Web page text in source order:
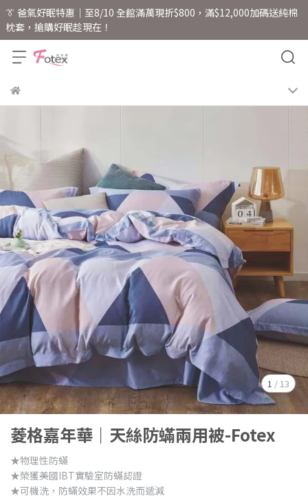
👔 爸氣好眠特惠｜至8/10 全館滿萬現折$800，滿$12,000加碼送純棉
枕套，搶購好眠趁現在！
1 / 13
菱格嘉年華｜天絲防蟎兩用被-Fotex
★物理性防蟎
★榮獲美國IBT實驗室防蟎認證
★可機洗，防蟎效果不因水洗而遞減